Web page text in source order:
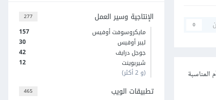
0
277 الإنتاجية وسير العمل
157
مايكروسوفت أوفيس
30
ليبر أوفيس
42
جوجل درايف
12
شيربوينت
(و 2 أكثر)
465 تطبيقات الويب